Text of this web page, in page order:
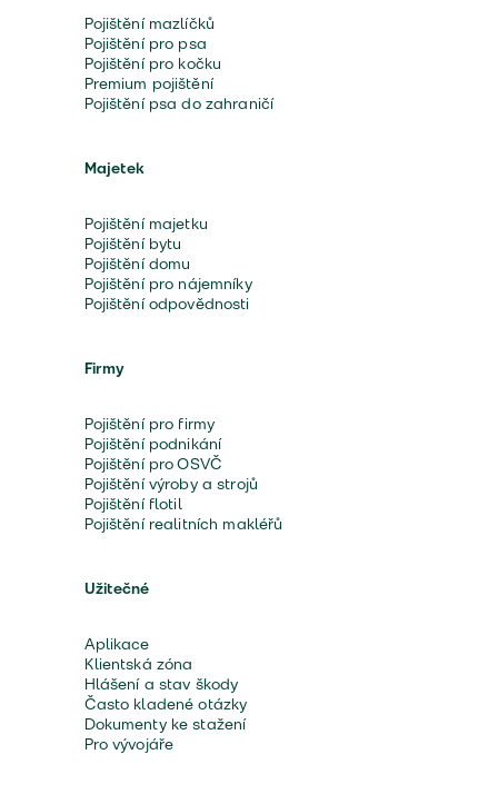
Pojištění mazlíčků
Pojištění pro psa
Pojištění pro kočku
Premium pojištění
Pojištění psa do zahraničí
Majetek
Pojištění majetku
Pojištění bytu
Pojištění domu
Pojištění pro nájemníky
Pojištění odpovědnosti
Firmy
Pojištění pro firmy
Pojištění podnikání
Pojištění pro OSVČ
Pojištění výroby a strojů
Pojištění flotil
Pojištění realitních makléřů
Užitečné
Aplikace
Klientská zóna
Hlášení a stav škody
Často kladené otázky
Dokumenty ke stažení
Pro vývojáře